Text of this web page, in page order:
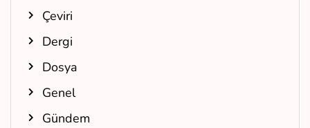
Çeviri
Dergi
Dosya
Genel
Gündem